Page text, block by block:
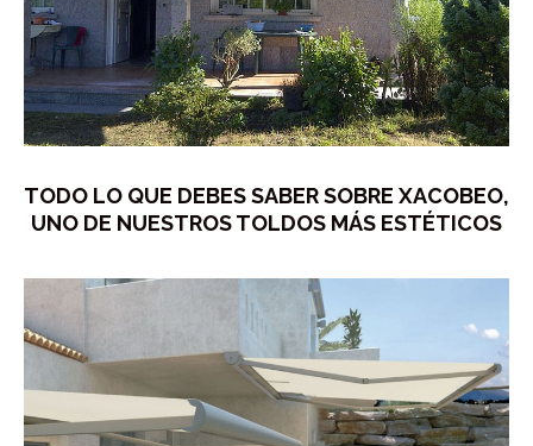
TODO LO QUE DEBES SABER SOBRE XACOBEO,
UNO DE NUESTROS TOLDOS MÁS ESTÉTICOS